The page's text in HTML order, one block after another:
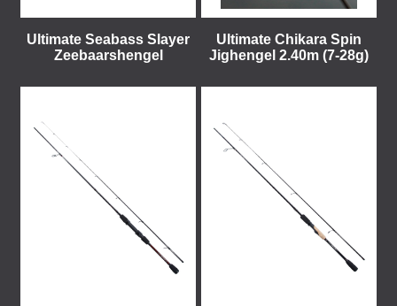
Ultimate Seabass Slayer
Zeebaarshengel
Ultimate Chikara Spin
Jighengel 2.40m (7-28g)